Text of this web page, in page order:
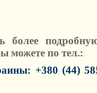
более
можете по тел.:
+380 (44)